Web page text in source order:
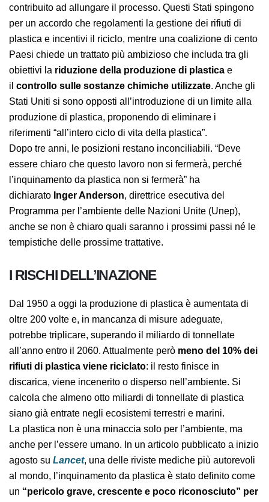
di Paesi produttori di petrolio, guidati dall’Arabia
Saudita, ha contribuito ad allungare il processo. Questi
Stati spingono per un accordo che regolamenti la
gestione dei rifiuti di plastica e incentivi il riciclo,
mentre una coalizione di cento Paesi chiede un trattato
più ambizioso che includa tra gli obiettivi lariduzione
della produzione di plasticae ilcontrollo sulle
sostanze chimicheutilizzate. Anche gli Stati Uniti si
sono opposti all’introduzione di un limite alla
produzione di plastica, proponendo di eliminare i
riferimenti “all’intero ciclo di vita della plastica”.
Dopo tre anni, le posizioni restano inconciliabili. “Deve
essere chiaro che questo lavoro non si fermerà, perché
l’inquinamento da plastica non si fermerà” ha
dichiaratoInger Anderson, direttrice esecutiva del
Programma per l’ambiente delle Nazioni Unite (Unep),
le tempistiche delle prossime trattative.
I RISCHI DELL’INAZIONE
Dal 1950 a oggi la produzione di plastica è aumentata
di oltre 200 volte e, in mancanza di misure adeguate,
potrebbe triplicare, superando il miliardo di tonnellate
all’anno entro il 2060. Attualmente peròmeno del 10%
dei rifiuti di plastica viene riciclato: il resto finisce in
discarica, viene incenerito o disperso nell’ambiente. Si
calcola che almeno otto miliardi di tonnellate di
plastica siano già entrate negli ecosistemi terrestri e
marini.
La plastica non è una minaccia solo per l’ambiente, ma
anche per l’essere umano. In un articolo pubblicato a